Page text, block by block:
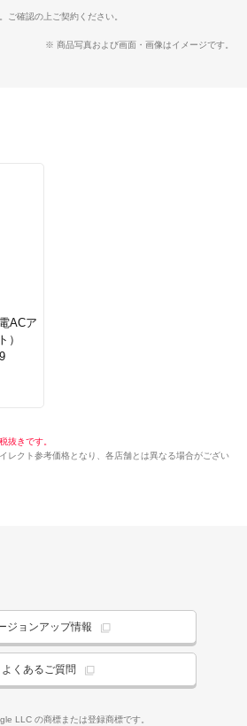
確認の上ご契約ください。
※ 商品写真および画面・画像はイメージです。
ACア
）
抜きです。
レクト参考価格となり、各店舗とは異なる場合がござい
ジョンアップ情報
よくあるご質問
LLC の商標または登録商標です。